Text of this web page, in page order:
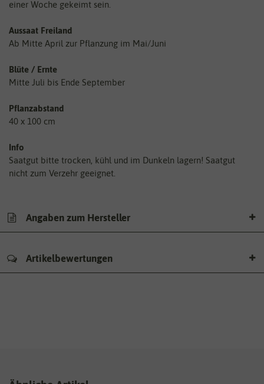
einer Woche gekeimt sein.
Aussaat Freiland
Ab Mitte April zur Pflanzung im Mai/Juni
Blüte / Ernte
Mitte Juli bis Ende September
Pflanzabstand
40 x 100 cm
Info
Saatgut bitte trocken, kühl und im Dunkeln lagern! Saatgut
nicht zum Verzehr geeignet.
Angaben zum Hersteller
Artikelbewertungen